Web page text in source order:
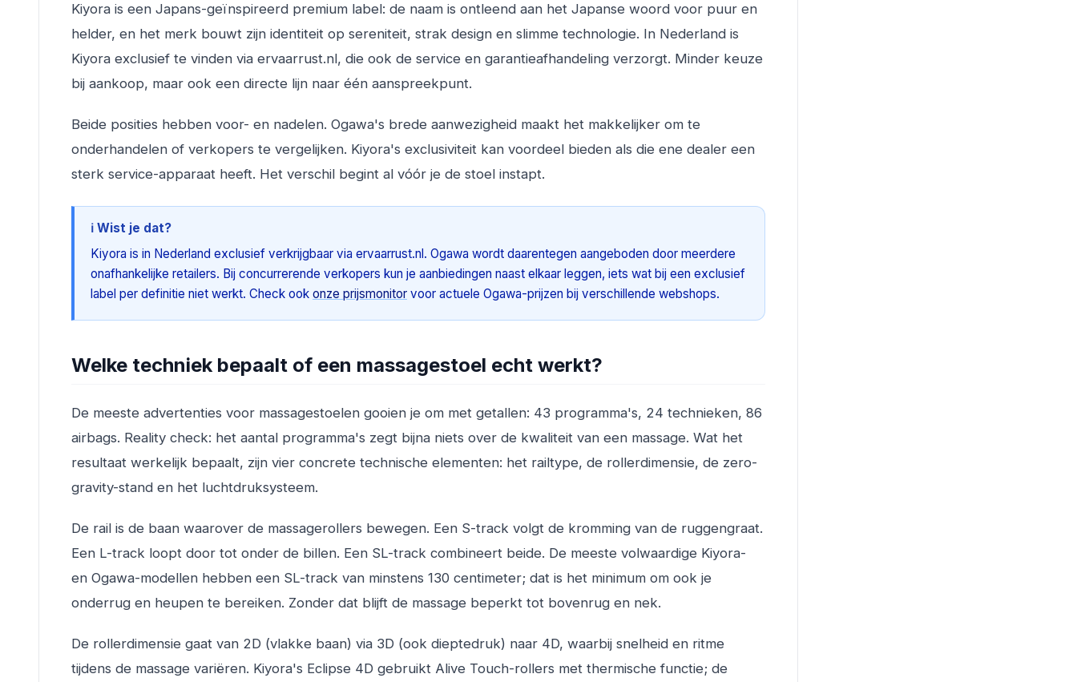
Kiyora is een Japans-geïnspireerd premium label: de naam is ontleend aan het Japanse woord voor puur en
helder, en het merk bouwt zijn identiteit op sereniteit, strak design en slimme technologie. In Nederland is
Kiyora exclusief te vinden via ervaarrust.nl, die ook de service en garantieafhandeling verzorgt. Minder keuze
bij aankoop, maar ook een directe lijn naar één aanspreekpunt.
Beide posities hebben voor- en nadelen. Ogawa's brede aanwezigheid maakt het makkelijker om te
onderhandelen of verkopers te vergelijken. Kiyora's exclusiviteit kan voordeel bieden als die ene dealer een
sterk service-apparaat heeft. Het verschil begint al vóór je de stoel instapt.
ℹ️ Wist je dat?
Kiyora is in Nederland exclusief verkrijgbaar via ervaarrust.nl. Ogawa wordt daarentegen aangeboden door meerdere
onafhankelijke retailers. Bij concurrerende verkopers kun je aanbiedingen naast elkaar leggen, iets wat bij een exclusief
label per definitie niet werkt. Check ook onze prijsmonitor voor actuele Ogawa-prijzen bij verschillende webshops.
Welke techniek bepaalt of een massagestoel echt werkt?
De meeste advertenties voor massagestoelen gooien je om met getallen: 43 programma's, 24 technieken, 86
airbags. Reality check: het aantal programma's zegt bijna niets over de kwaliteit van een massage. Wat het
resultaat werkelijk bepaalt, zijn vier concrete technische elementen: het railtype, de rollerdimensie, de zero-
gravity-stand en het luchtdruksysteem.
De rail is de baan waarover de massagerollers bewegen. Een S-track volgt de kromming van de ruggengraat.
Een L-track loopt door tot onder de billen. Een SL-track combineert beide. De meeste volwaardige Kiyora-
en Ogawa-modellen hebben een SL-track van minstens 130 centimeter; dat is het minimum om ook je
onderrug en heupen te bereiken. Zonder dat blijft de massage beperkt tot bovenrug en nek.
De rollerdimensie gaat van 2D (vlakke baan) via 3D (ook dieptedruk) naar 4D, waarbij snelheid en ritme
tijdens de massage variëren. Kiyora's Eclipse 4D gebruikt Alive Touch-rollers met thermische functie; de